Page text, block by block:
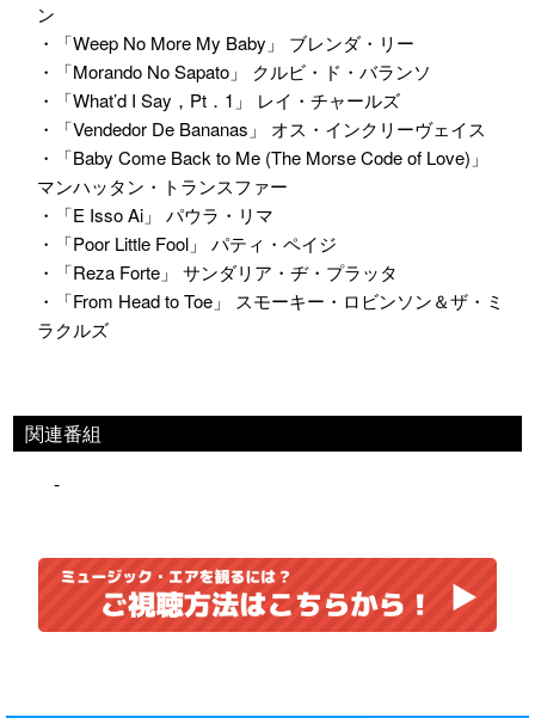
ン
・「Weep No More My Baby」 ブレンダ・リー
・「Morando No Sapato」 クルビ・ド・バランソ
・「What’d I Say，Pt．1」 レイ・チャールズ
・「Vendedor De Bananas」 オス・インクリーヴェイス
・「Baby Come Back to Me (The Morse Code of Love)」
マンハッタン・トランスファー
・「E Isso Ai」 パウラ・リマ
・「Poor Little Fool」 パティ・ペイジ
・「Reza Forte」 サンダリア・ヂ・プラッタ
・「From Head to Toe」 スモーキー・ロビンソン＆ザ・ミ
ラクルズ
関連番組
-